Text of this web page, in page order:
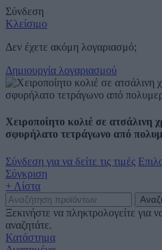
Σύνδεση
Κλείσιμο
Δεν έχετε ακόμη λογαριασμό;
Δημιουργία λογαριασμού
Χειροποίητο κολιέ σε ατσάλινη
σφυρήλατο τετράγωνο από
Σύνδεση για να δείτε τις τιμές
Σύγκριση
+ Λίστα
Ξεκινήστε να πληκτρολογείτε για
αναζητάτε.
Κατάστημα